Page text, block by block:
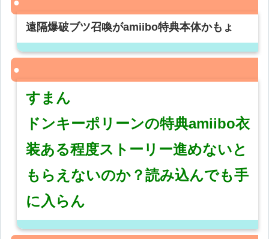
遠隔爆破ブツ召喚がamiibo特典本体かもょ
すまん
ドンキーポリーンの特典amiibo衣
装ある程度ストーリー進めないと
もらえないのか？読み込んでも手
に入らん